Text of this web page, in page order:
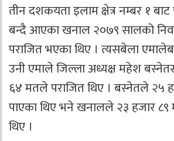
तीन दशकयता इलाम क्षेत्र नम्बर १
बन्दै आएका खनाल २०७९ सालको
पराजित भएका थिए । त्यसबेला
उनी एमाले जिल्ला अध्यक्ष महेश
६४ मतले पराजित थिए । बस्नेतले २५
पाएका थिए भने खनालले २३ हजार ८९
थिए ।